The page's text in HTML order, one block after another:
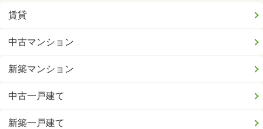
賃貸
中古マンション
新築マンション
中古一戸建て
新築一戸建て